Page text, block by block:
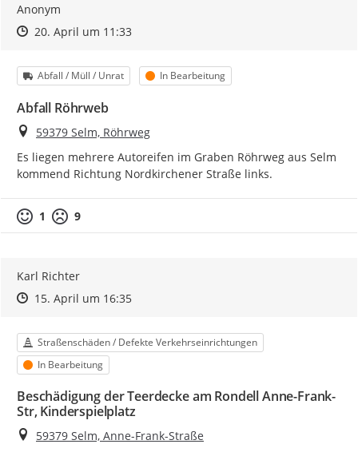
Anonym
Zeitpunkt des Erstellens
Zeitpunkt des Erstellens
20. April um 11:33Zur Äußerung
Kategorie
Abfall / Müll / Unrat Status
In Bearbeitung
Abfall Röhrweb
Ort
59379 Selm, Röhrweg
Es liegen mehrere Autoreifen im Graben Röhrweg aus Selm
kommend Richtung Nordkirchener Straße links.
1 9
Karl Richter
Zeitpunkt des Erstellens
Zeitpunkt des Erstellens
15. April um 16:35Zur Äußerung
Kategorie
Straßenschäden / Defekte Verkehrseinrichtungen
Status
In Bearbeitung
Beschädigung der Teerdecke am Rondell Anne-Frank-
Str, Kinderspielplatz
Ort
59379 Selm, Anne-Frank-Straße